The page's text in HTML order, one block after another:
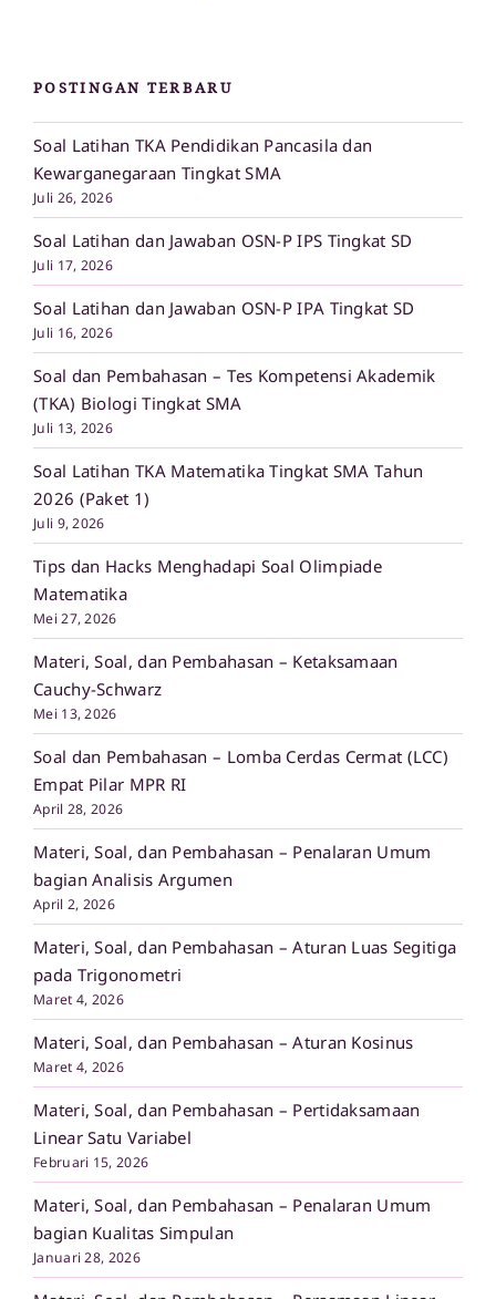
POSTINGAN TERBARU
Soal Latihan TKA Pendidikan Pancasila dan
Kewarganegaraan Tingkat SMA
Juli 26, 2026
Soal Latihan dan Jawaban OSN-P IPS Tingkat SD
Juli 17, 2026
Soal Latihan dan Jawaban OSN-P IPA Tingkat SD
Juli 16, 2026
Soal dan Pembahasan – Tes Kompetensi Akademik
(TKA) Biologi Tingkat SMA
Juli 13, 2026
Soal Latihan TKA Matematika Tingkat SMA Tahun
2026 (Paket 1)
Juli 9, 2026
Tips dan Hacks Menghadapi Soal Olimpiade
Matematika
Mei 27, 2026
Materi, Soal, dan Pembahasan – Ketaksamaan
Cauchy-Schwarz
Mei 13, 2026
Soal dan Pembahasan – Lomba Cerdas Cermat (LCC)
Empat Pilar MPR RI
April 28, 2026
Materi, Soal, dan Pembahasan – Penalaran Umum
bagian Analisis Argumen
April 2, 2026
Materi, Soal, dan Pembahasan – Aturan Luas Segitiga
pada Trigonometri
Maret 4, 2026
Materi, Soal, dan Pembahasan – Aturan Kosinus
Maret 4, 2026
Materi, Soal, dan Pembahasan – Pertidaksamaan
Linear Satu Variabel
Februari 15, 2026
Materi, Soal, dan Pembahasan – Penalaran Umum
bagian Kualitas Simpulan
Januari 28, 2026